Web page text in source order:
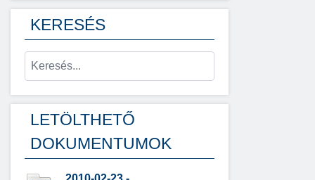
KERESÉS
LETÖLTHETŐ
DOKUMENTUMOK